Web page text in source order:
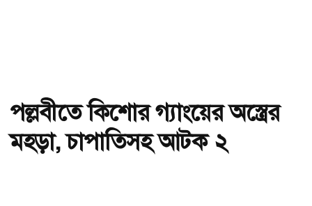
পল্লবীতে কিশোর গ্যাংয়ের অস্ত্রের
মহড়া, চাপাতিসহ আটক ২